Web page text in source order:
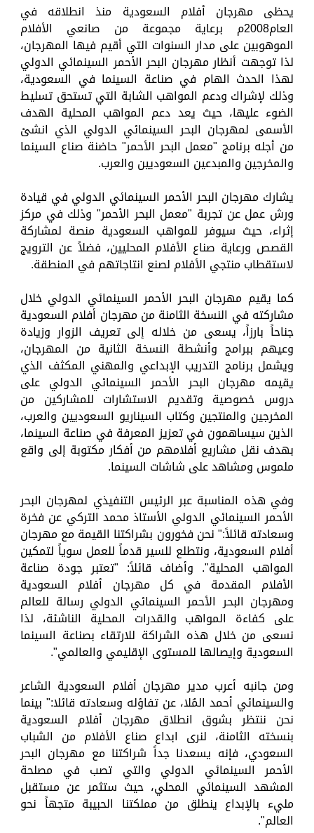
يحظى مهرجان أفلام السعودية منذ انطلاقه في
العام2008م برعاية مجموعة من صانعي الأفلام
الموهوبين على مدار السنوات التي أقيم فيها المهرجان،
لذا توجهت أنظار مهرجان البحر الأحمر السينمائي الدولي
لهذا الحدث الهام في صناعة السينما في السعودية،
وذلك لإشراك ودعم المواهب الشابة التي تستحق تسليط
الضوء عليها، حيث يعد دعم المواهب المحلية الهدف
الأسمى لمهرجان البحر السينمائي الدولي الذي انشئ
من أجله برنامج "معمل البحر الأحمر" حاضنة صناع السينما
والمخرجين والمبدعين السعوديين والعرب.
يشارك مهرجان البحر الأحمر السينمائي الدولي في قيادة
ورش عمل عن تجربة "معمل البحر الأحمر" وذلك في مركز
إثراء، حيث سيوفر للمواهب السعودية منصة لمشاركة
القصص ورعاية صناع الأفلام المحليين، فضلاً عن الترويج
لاستقطاب منتجي الأفلام لصنع انتاجاتهم في المنطقة.
كما يقيم مهرجان البحر الأحمر السينمائي الدولي خلال
مشاركته في النسخة الثامنة من مهرجان أفلام السعودية
جناحاً بارزاً، يسعى من خلاله إلى تعريف الزوار وزيادة
وعيهم ببرامج وأنشطة النسخة الثانية من المهرجان،
ويشمل برنامج التدريب الإبداعي والمهني المكثف الذي
يقيمه مهرجان البحر الأحمر السينمائي الدولي على
دروس خصوصية وتقديم الاستشارات للمشاركين من
المخرجين والمنتجين وكتاب السيناريو السعوديين والعرب،
الذين سيساهمون في تعزيز المعرفة في صناعة السينما،
بهدف نقل مشاريع أفلامهم من أفكار مكتوبة إلى واقع
ملموس ومشاهد على شاشات السينما.
وفي هذه المناسبة عبر الرئيس التنفيذي لمهرجان البحر
الأحمر السينمائي الدولي الأستاذ محمد التركي عن فخرة
وسعادته قائلاً:" نحن فخورون بشراكتنا القيمة مع مهرجان
أفلام السعودية، ونتطلع للسير قدماً للعمل سوياً لتمكين
المواهب المحلية". وأضاف قائلاً: "تعتبر جودة صناعة
الأفلام المقدمة في كل مهرجان أفلام السعودية
ومهرجان البحر الأحمر السينمائي الدولي رسالة للعالم
على كفاءة المواهب والقدرات المحلية الناشئة، لذا
نسعى من خلال هذه الشراكة للارتقاء بصناعة السينما
السعودية وإيصالها للمستوى الإقليمي والعالمي".
ومن جانبه أعرب مدير مهرجان أفلام السعودية الشاعر
والسينمائي أحمد المُلا، عن تفاؤله وسعادته قائلا:" بينما
نحن ننتظر بشوق انطلاق مهرجان أفلام السعودية
بنسخته الثامنة، لنرى ابداع صناع الأفلام من الشباب
السعودي، فإنه يسعدنا جداً شراكتنا مع مهرجان البحر
الأحمر السينمائي الدولي والتي تصب في مصلحة
المشهد السينمائي المحلي، حيث ستثمر عن مستقبل
مليء بالإبداع ينطلق من مملكتنا الحبيبة متجهاً نحو
العالم".